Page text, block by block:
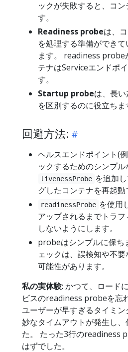
ックが失敗すると、コ
す。
Readiness probeは、
を処理する準備ができ
ます。 readiness probe
テナはServiceエンドポ
す。
Startup probeは、長
を区別するのに役立ちま
回避方法:
ヘルスエンドポイント(
ックするためのシンプ
livenessProbe を追加
グしたコンテナを再起動
readinessProbe を使用
アップされるまでトラ
しないようにします。
probeはシンプルに保ち
ェックは、誤検知や不
可能性があります。
私の実体験: かつて、ロード
ビスのreadiness probeを忘
ユーザーが早すぎるタイミ
妙なタイムアウトが発生し
た。 たった3行のreadiness
はずでした。